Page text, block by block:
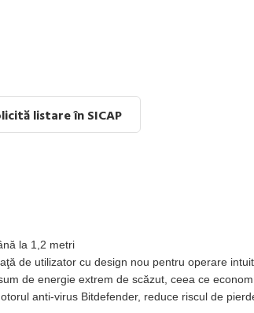
listare în SICAP
la 1,2 metri
de utilizator cu design nou pentru operare
de energie extrem de scăzut, ceea ce
anti-virus Bitdefender, reduce riscul de